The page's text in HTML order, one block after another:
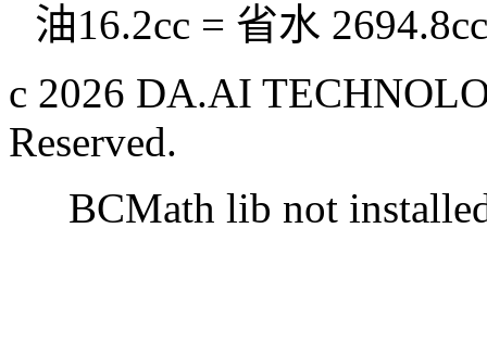
油16.2cc = 省水
c 2026 DA.AI
Reserved.
BCMath lib not